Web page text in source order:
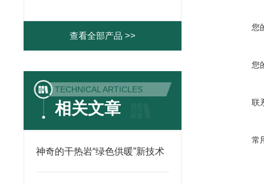
查看全部产品 >>
TECHNICAL ARTICLES
相关文章
神奇的干热岩“绿色供暖”新技术
您
您
联
常